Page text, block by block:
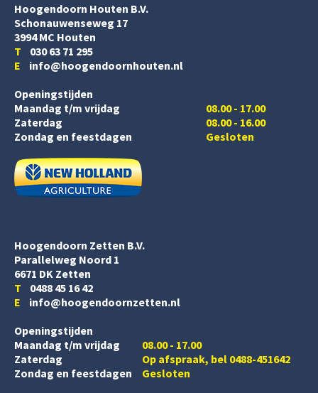
Hoogendoorn Houten B.V.
Schonauwenseweg 17
3994 MC Houten
T 030 63 71 295
E info@hoogendoornhouten.nl
Openingstijden
Maandag t/m vrijdag
Zaterdag
08.00 - 17.00
08.00 - 16.00
Zondag en feestdagen
Gesloten
Hoogendoorn Zetten B.V.
Parallelweg Noord 1
6671 DK Zetten
T 0488 45 16 42
E info@hoogendoornzetten.nl
Openingstijden
Maandag t/m vrijdag
08.00 - 17.00
Zaterdag
Op afspraak, bel 0488-451642
Zondag en feestdagen
Gesloten